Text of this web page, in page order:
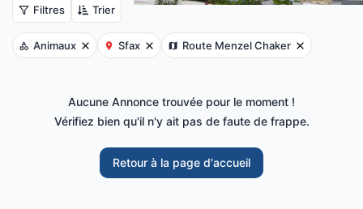
Filtres Trier
Animaux Sfax Route Menzel Chaker
Aucune Annonce trouvée pour le moment !
Vérifiez bien qu'il n'y ait pas de faute de frappe.
Retour à la page d'accueil